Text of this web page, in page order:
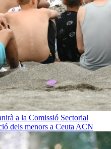
a la Comissió Sectorial
dels menors a Ceuta ACN